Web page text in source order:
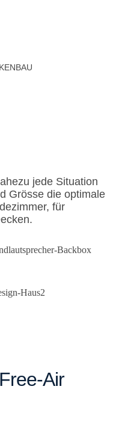
jede Situation
Grösse die optimale
für
Air